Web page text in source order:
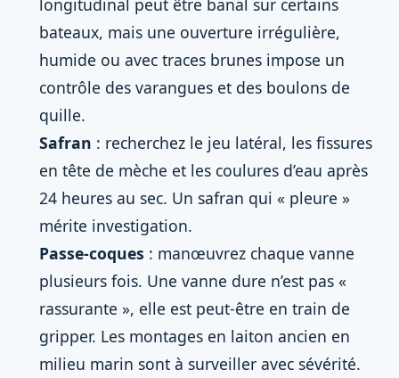
longitudinal peut être banal sur certains
bateaux, mais une ouverture irrégulière,
humide ou avec traces brunes impose un
contrôle des varangues et des boulons de
quille.
Safran : recherchez le jeu latéral, les fissures
en tête de mèche et les coulures d’eau après
24 heures au sec. Un safran qui « pleure »
mérite investigation.
Passe-coques : manœuvrez chaque vanne
plusieurs fois. Une vanne dure n’est pas «
rassurante », elle est peut-être en train de
gripper. Les montages en laiton ancien en
milieu marin sont à surveiller avec sévérité.